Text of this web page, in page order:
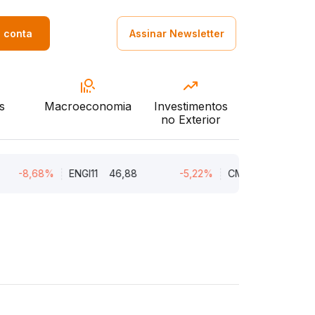
conta Assinar Newsletter
Macroeconomia
Investimentos
no Exterior
-8,68% ENGI11 46,88 -5,22% CMIN3